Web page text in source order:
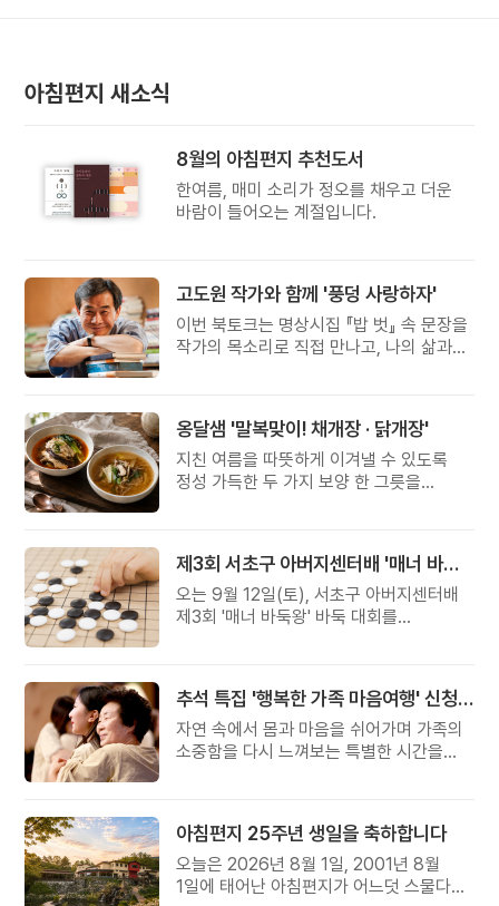
아침편지 새소식
8월의 아침편지 추천도서
한여름, 매미 소리가 정오를 채우고 더운
바람이 들어오는 계절입니다.
고도원 작가와 함께 '풍덩 사랑하자'
이번 북토크는 명상시집 『밥 벗』 속 문장을
작가의 목소리로 직접 만나고, 나의 삶과
옹달샘 '말복맞이! 채개장 · 닭개장'
지친 여름을 따뜻하게 이겨낼 수 있도록
정성 가득한 두 가지 보양 한 그릇을
제3회 서초구 아버지센터배 '매너 바둑왕' 대회
오는 9월 12일(토), 서초구 아버지센터배
제3회 '매너 바둑왕' 바둑 대회를
추석 특집 '행복한 가족 마음여행' 신청 안내
자연 속에서 몸과 마음을 쉬어가며 가족의
소중함을 다시 느껴보는 특별한 시간을
아침편지 25주년 생일을 축하합니다
오늘은 2026년 8월 1일, 2001년 8월
1일에 태어난 아침편지가 어느덧 스물다섯